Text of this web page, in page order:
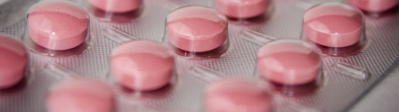
HOME
LANÇAMENTOS